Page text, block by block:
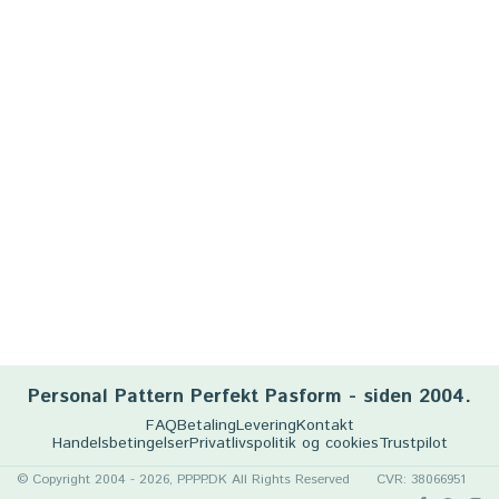
Personal Pattern Perfekt Pasform - siden 2004.
FAQBetalingLeveringKontakt
HandelsbetingelserPrivatlivspolitik og cookiesTrustpilot
© Copyright 2004 - 2026, PPPP.DK All Rights Reserved CVR: 38066951